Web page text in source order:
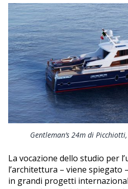
Gentleman’s 24m di
La vocazione dello studio per
l’architettura – viene spiegato
in grandi progetti